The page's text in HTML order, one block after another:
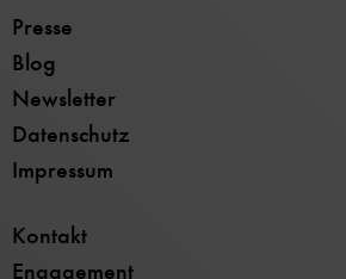
Presse
Blog
Newsletter
Datenschutz
Impressum
Kontakt
Engagement